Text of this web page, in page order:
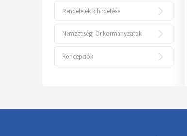
Rendeletek kihirdetése
Nemzetiségi Önkormányzatok
Koncepciók